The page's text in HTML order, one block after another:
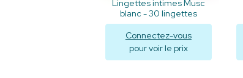
Lingettes intimes Musc
blanc - 30 lingettes
Connectez-vous
pour voir le prix